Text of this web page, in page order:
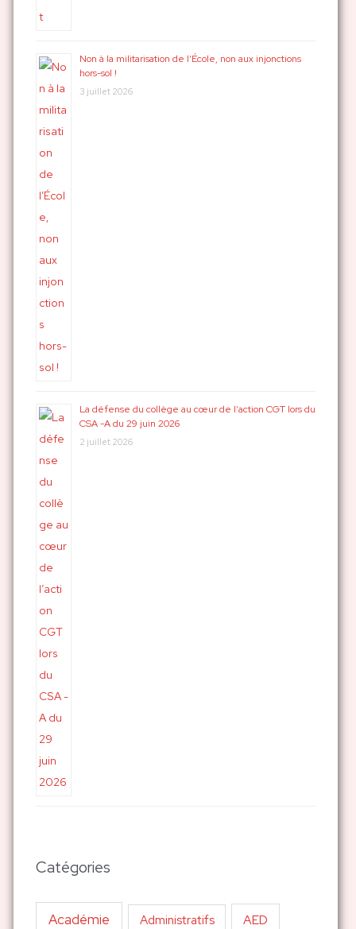
Non à la militarisation de l’École, non aux injonctions
hors-sol !
3 juillet 2026
La défense du collège au cœur de l’action CGT lors du
CSA -A du 29 juin 2026
2 juillet 2026
Catégories
Académie Administratifs AED